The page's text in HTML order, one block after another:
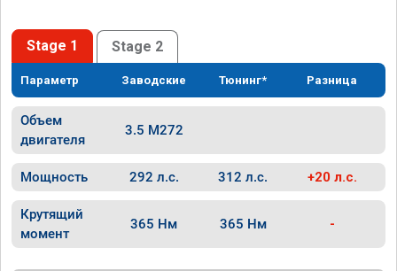
Stage 1 Stage 2
Параметр Заводские Тюнинг* Разница
Объем
двигателя
3.5 M272
Мощность 292 л.с. 312 л.с. +20 л.с.
Крутящий
момент
365 Нм 365 Нм -